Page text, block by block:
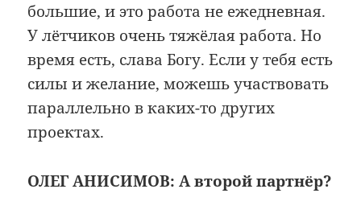
большие, и это работа не ежедневная.
У лётчиков очень тяжёлая работа. Но
время есть, слава Богу. Если у тебя есть
силы и желание, можешь участвовать
параллельно в каких-то других
проектах.
ОЛЕГ АНИСИМОВ: А второй партнёр?